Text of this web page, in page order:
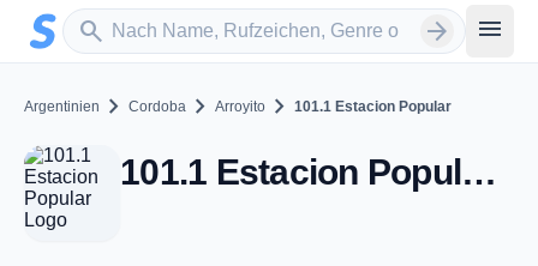
Zum Hauptinhalt springen
search
Sender suchen arrow_forward menu
Argentinien chevron_right Cordoba chevron_right Arroyito chevron_right 101.1 Estacion Popular
101.1 Estacion Popular - Arroyito